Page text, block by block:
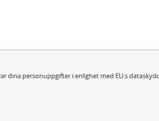
dina personuppgifter i enlighet med EU:s